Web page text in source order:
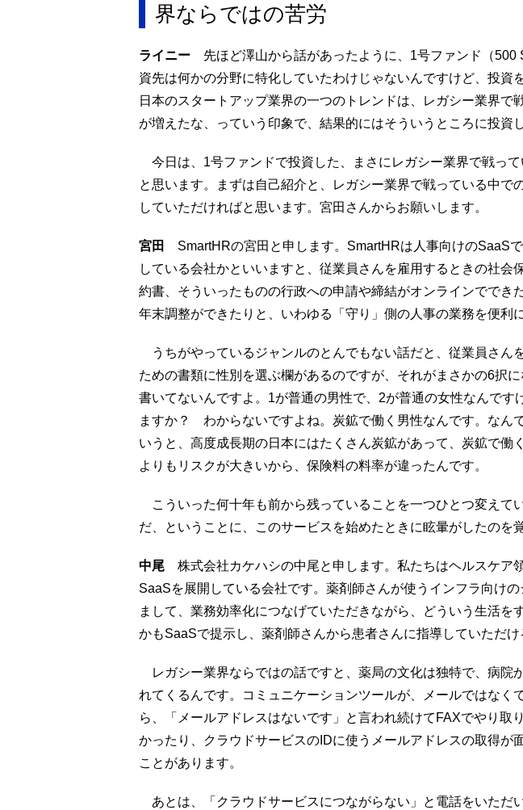
界ならではの苦労
ライニー 先ほど澤山から話があったように、1号ファンド（500
資先は何かの分野に特化していたわけじゃないんですけど、投資
日本のスタートアップ業界の一つのトレンドは、レガシー業界で
が増えたな、っていう印象で、結果的にはそういうところに投資
今日は、1号ファンドで投資した、まさにレガシー業界で戦っ
と思います。まずは自己紹介と、レガシー業界で戦っている中で
していただければと思います。宮田さんからお願いします。
宮田 SmartHRの宮田と申します。SmartHRは人事向けのSaaS
している会社かといいますと、従業員さんを雇用するときの社会
約書、そういったものの行政への申請や締結がオンラインででき
年末調整ができたりと、いわゆる「守り」側の人事の業務を便利
うちがやっているジャンルのとんでもない話だと、従業員さん
ための書類に性別を選ぶ欄があるのですが、それがまさかの6択
書いてないんですよ。1が普通の男性で、2が普通の女性なんです
ますか？ わからないですよね。炭鉱で働く男性なんです。なん
いうと、高度成長期の日本にはたくさん炭鉱があって、炭鉱で働
よりもリスクが大きいから、保険料の料率が違ったんです。
こういった何十年も前から残っていることを一つひとつ変えて
だ、ということに、このサービスを始めたときに眩暈がしたのを
中尾 株式会社カケハシの中尾と申します。私たちはヘルスケア
SaaSを展開している会社です。薬剤師さんが使うインフラ向け
まして、業務効率化につなげていただきながら、どういう生活を
かもSaaSで提示し、薬剤師さんから患者さんに指導していただけ
レガシー業界ならではの話ですと、薬局の文化は独特で、病院
れてくるんです。コミュニケーションツールが、メールではなく
ら、「メールアドレスはないです」と言われ続けてFAXでやり取
かったり、クラウドサービスのIDに使うメールアドレスの取得が
ことがあります。
あとは、「クラウドサービスにつながらない」と電話をいただ